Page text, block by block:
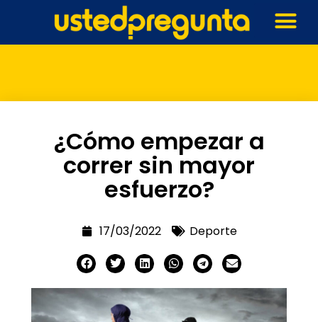
¿Cómo empezar a
correr sin mayor
esfuerzo?
17/03/2022 Deporte